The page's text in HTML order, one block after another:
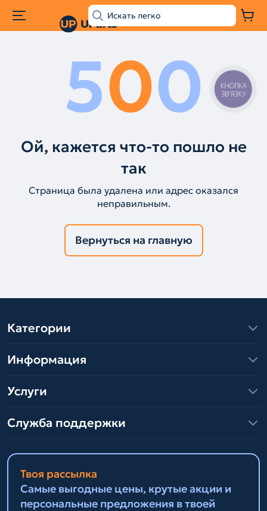
500
Ой, кажется что-то пошло не
так
Страница была удалена или адрес оказался
неправильным.
Вернуться на главную
Категории
Информация
Услуги
Служба поддержки
Твоя рассылка
Самые выгодные цены, крутые акции и
персональные предложения в твоей
КНОПКА
ЗВ'ЯЗКУ